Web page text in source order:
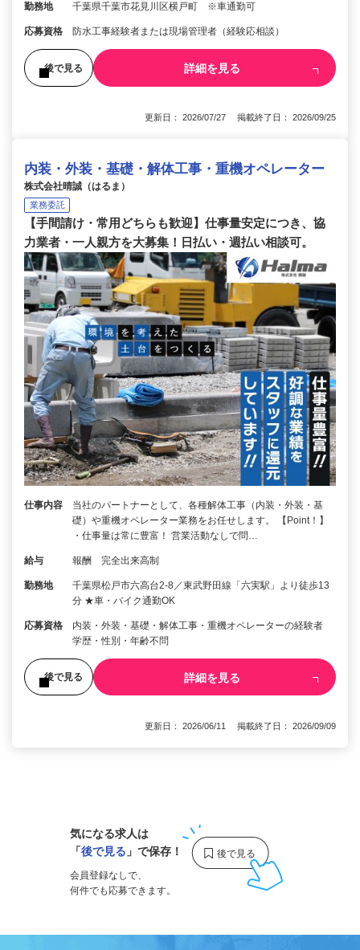
勤務地 千葉県千葉市花見川区横戸町 ※車通勤可
応募資格 防水工事経験者または現場管理者（経験応相談）
後で見る 詳細を見る
更新日： 2026/07/27 掲載終了日： 2026/09/25
内装・外装・基礎・解体工事・重機オペレーター
株式会社晴誠（はるま）
業務委託
【手間請け・常用どちらも歓迎】仕事量安定につき、協
力業者・一人親方を大募集！日払い・週払い相談可。
仕事内容
当社のパートナーとして、各種解体工事（内装・外装・基
礎）や重機オペレーター業務をお任せします。 【Point！】
・仕事量は常に豊富！ 営業活動なしで問…
給与 報酬 完全出来高制
勤務地
千葉県松戸市六高台2-8／東武野田線「六実駅」より徒歩13
分 ★車・バイク通勤OK
応募資格
内装・外装・基礎・解体工事・重機オペレーターの経験者
学歴・性別・年齢不問
後で見る 詳細を見る
更新日： 2026/06/11 掲載終了日： 2026/09/09
気になる求人は
「後で見る 」で保存！
会員登録なしで、
何件でも応募できます。